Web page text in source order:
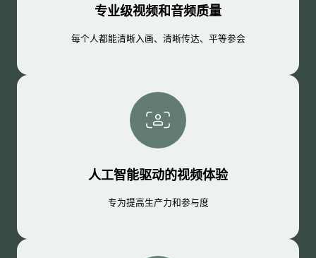
专业级视频和音频质量
每个人都能清晰入画、清晰传达、平等参会
人工智能驱动的视频体验
专为提高生产力和参与度